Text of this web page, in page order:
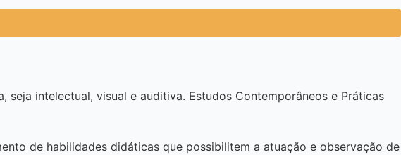
intelectual, visual e auditiva. Estudos Contemporâneos e Práticas
de habilidades didáticas que possibilitem a atuação e observação de